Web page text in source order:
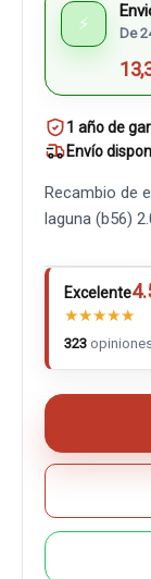
⚡ De
1 año de
Envío
Recambio de
laguna (b56)
Excelente
★★★★★
323